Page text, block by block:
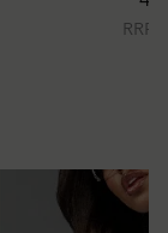
RRP: